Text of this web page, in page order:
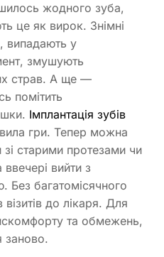
жодного зуба,
це як вирок. Знімні
випадають у
змушують
страв. А ще —
помітить
Імплантація зубів
гри. Тепер можна
зі старими протезами чи
вийти з
Без багатомісячного
візитів до лікаря. Для
та обмежень,
заново.